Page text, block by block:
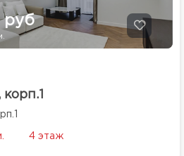
руб
4 этаж